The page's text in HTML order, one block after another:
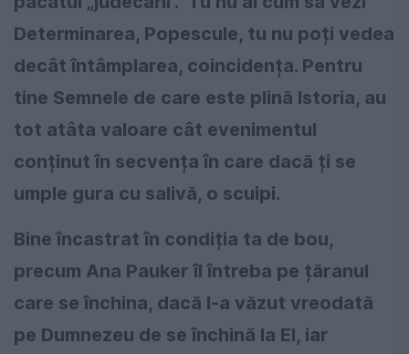
Determinarea, Popescule, tu nu poți vedea
decât întâmplarea, coincidența. Pentru
tine Semnele de care este plină Istoria, au
tot atâta valoare cât evenimentul
conținut în secvența în care dacă ți se
umple gura cu salivă, o scuipi.
Bine încastrat în condiția ta de bou,
precum Ana Pauker îl întreba pe țăranul
care se închina, dacă l-a văzut vreodată
pe Dumnezeu de se închină la El, iar